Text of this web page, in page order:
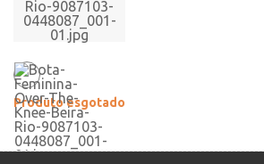
Produto esgotado